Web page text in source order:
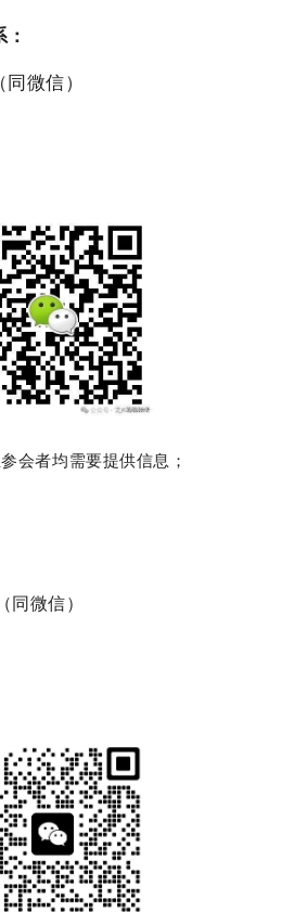
微信）
会者均需要提供信息；
微信）